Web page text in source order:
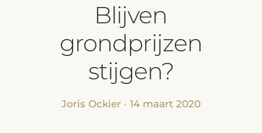
Blijven
grondprijzen
stijgen?
Joris Ockier · 14 maart 2020